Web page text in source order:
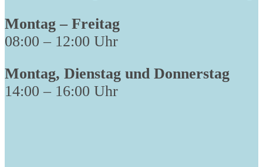
Montag – Freitag
08:00 – 12:00 Uhr
Montag, Dienstag und Donnerstag
14:00 – 16:00 Uhr